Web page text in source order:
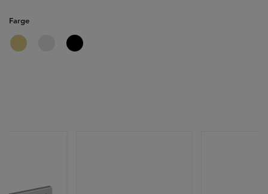
Farge